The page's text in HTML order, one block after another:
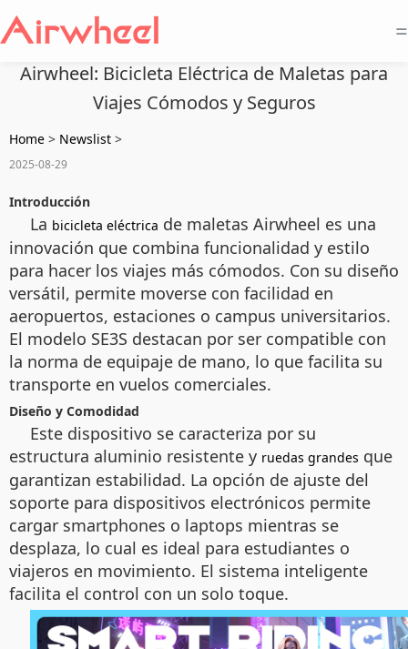
=
Airwheel: Bicicleta Eléctrica de Maletas para
Viajes Cómodos y Seguros
Home > Newslist >
2025-08-29
Introducción
La bicicleta eléctrica de maletas Airwheel es una
innovación que combina funcionalidad y estilo
para hacer los viajes más cómodos. Con su diseño
versátil, permite moverse con facilidad en
aeropuertos, estaciones o campus universitarios.
El modelo SE3S destacan por ser compatible con
la norma de equipaje de mano, lo que facilita su
transporte en vuelos comerciales.
Diseño y Comodidad
Este dispositivo se caracteriza por su
estructura aluminio resistente y ruedas grandes que
garantizan estabilidad. La opción de ajuste del
soporte para dispositivos electrónicos permite
cargar smartphones o laptops mientras se
desplaza, lo cual es ideal para estudiantes o
viajeros en movimiento. El sistema inteligente
facilita el control con un solo toque.